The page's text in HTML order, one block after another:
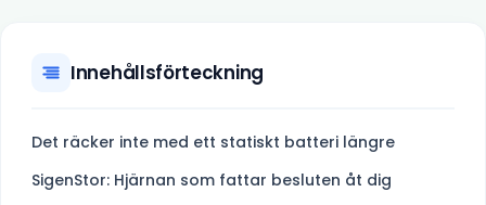
Innehållsförteckning
Det räcker inte med ett statiskt batteri längre
SigenStor: Hjärnan som fattar besluten åt dig